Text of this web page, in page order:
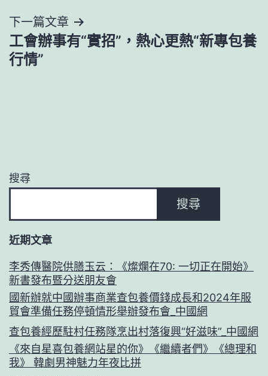
覽
下一篇文章
工會辦事有“實招”，熱心更熱“新專包養
行情”
搜尋
搜尋
近期文章
李秀傳醫院供膳玉云：《燦爛在70: 一切正在開始》
新書發布暨分送朋友會
國新辦就中國辦事商業查包養價錢成長和2024年服
貿會準備任務停頓情形舉辦發布會_中國網
查包養經歷駐村任務隊烹出村落復興“好滋味”_中國網
《來自星喜包養網站星的你》《繼續者們》《總理和
我》 韓劇男神魅力年夜比拼